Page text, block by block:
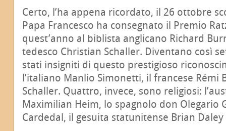
Certo, l’ha appena ricordato, il 26 ottobre
Papa Francesco ha consegnato il Premio
quest’anno al biblista anglicano Richard
tedesco Christian Schaller. Diventano così
stati insigniti di questo prestigioso
l’italiano Manlio Simonetti, il francese Rémi
Schaller. Quattro, invece, sono religiosi:
Maximilian Heim, lo spagnolo don Olegario
Cardedal, il gesuita statunitense Brian Daley